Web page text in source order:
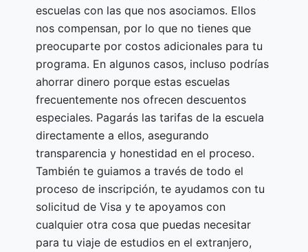
escuelas con las que nos asociamos. Ellos
nos compensan, por lo que no tienes que
preocuparte por costos adicionales para tu
programa. En algunos casos, incluso podrías
ahorrar dinero porque estas escuelas
frecuentemente nos ofrecen descuentos
especiales. Pagarás las tarifas de la escuela
directamente a ellos, asegurando
transparencia y honestidad en el proceso.
También te guiamos a través de todo el
proceso de inscripción, te ayudamos con tu
solicitud de Visa y te apoyamos con
cualquier otra cosa que puedas necesitar
para tu viaje de estudios en el extranjero,